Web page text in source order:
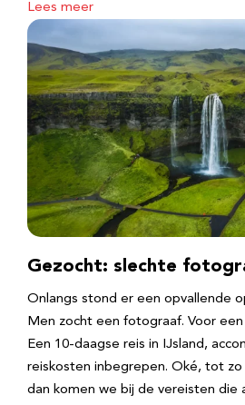
Lees meer
Gezocht: slechte
Onlangs stond er een opvallende
Men zocht een fotograaf. Voor
Een 10-daagse reis in IJsland,
reiskosten inbegrepen. Oké, tot zo
dan komen we bij de vereisten die